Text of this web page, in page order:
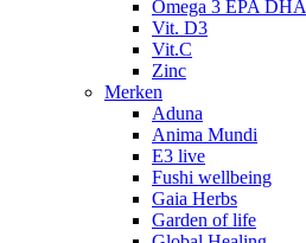
Omega 3 EPA DHA
Vit. D3
Vit.C
Zinc
Merken
Aduna
Anima Mundi
E3 live
Fushi wellbeing
Gaia Herbs
Garden of life